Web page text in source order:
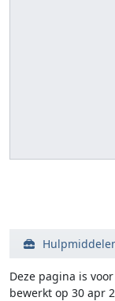
Deze pagina is
bewerkt op 30 apr